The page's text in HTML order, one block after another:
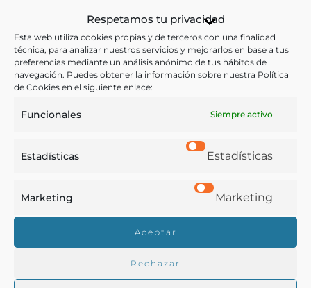
Respetamos tu privacidad
Esta web utiliza cookies propias y de terceros con una finalidad
técnica, para analizar nuestros servicios y mejorarlos en base a tus
preferencias mediante un análisis anónimo de tus hábitos de
navegación. Puedes obtener la información sobre nuestra Política
de Cookies en el siguiente enlace:
Funcionales Siempre activo
Estadísticas Estadísticas
Marketing Marketing
Aceptar
Rechazar
Cocina,Gastronomía,Menús
Ver más libros con las palabras clave:
Potajes,Recetarios,Sopas
Buscar en la biblioteca
Biblioteca digital Duque de Ahumada